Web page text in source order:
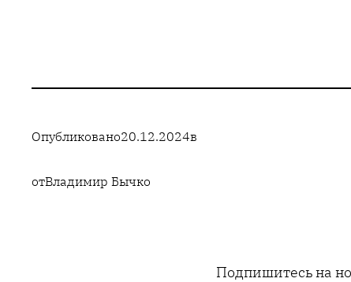
Опубликовано20.12.2024в
отВладимир Бычко
Подпишитесь на